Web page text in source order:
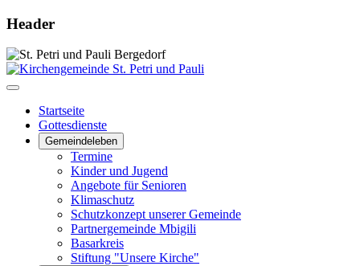
Header
Startseite
Gottesdienste
Gemeindeleben
Termine
Kinder und Jugend
Angebote für Senioren
Klimaschutz
Schutzkonzept unserer Gemeinde
Partnergemeinde Mbigili
Basarkreis
Stiftung "Unsere Kirche"